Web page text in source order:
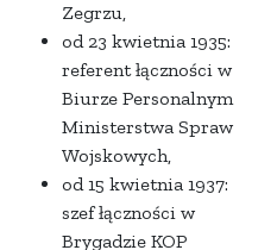
Zegrzu,
od 23 kwietnia 1935:
referent łączności w
Biurze Personalnym
Ministerstwa Spraw
Wojskowych,
od 15 kwietnia 1937:
szef łączności w
Brygadzie KOP